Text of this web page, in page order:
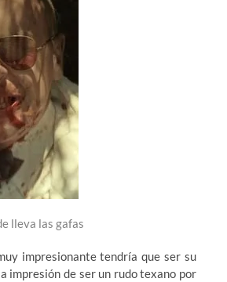
lleva las gafas
impresionante tendría que ser su
impresión de ser un rudo texano por